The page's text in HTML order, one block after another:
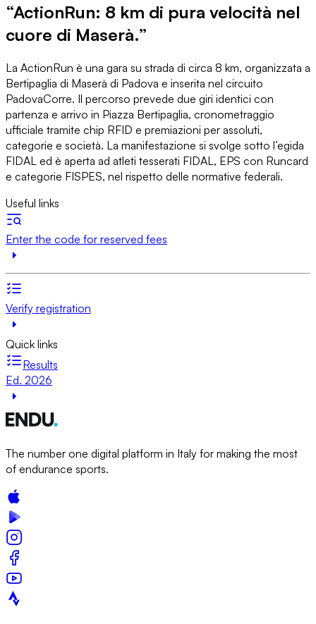
“ActionRun: 8 km di pura velocità nel
cuore di Maserà.”
La ActionRun è una gara su strada di circa 8 km, organizzata a
Bertipaglia di Maserà di Padova e inserita nel circuito
PadovaCorre. Il percorso prevede due giri identici con
partenza e arrivo in Piazza Bertipaglia, cronometraggio
ufficiale tramite chip RFID e premiazioni per assoluti,
categorie e società. La manifestazione si svolge sotto l’egida
FIDAL ed è aperta ad atleti tesserati FIDAL, EPS con Runcard
e categorie FISPES, nel rispetto delle normative federali.
Useful links
Enter the code for reserved fees
Verify registration
Quick links
Results
Ed. 2026
The number one digital platform in Italy for making the most
of endurance sports.